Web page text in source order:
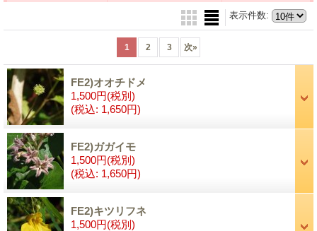
表示件数:
1 2 3 次»
FE2)オオチドメ
1,500円(税別)
(税込: 1,650円)
FE2)ガガイモ
1,500円(税別)
(税込: 1,650円)
FE2)キツリフネ
1,500円(税別)